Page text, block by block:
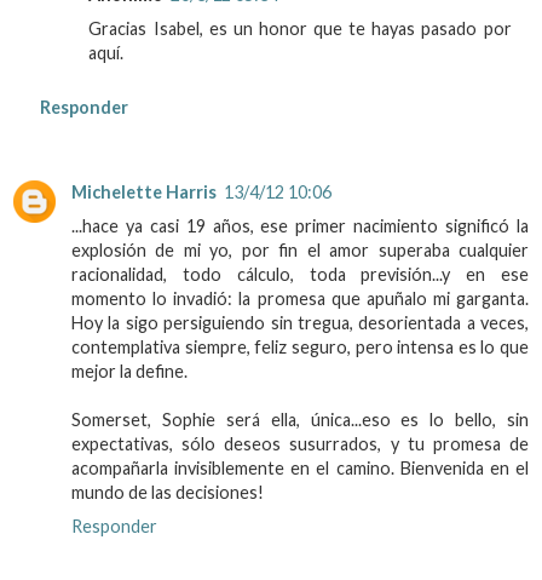
Gracias Isabel, es un honor que te hayas pasado por
aquí.
Responder
Michelette Harris 13/4/12 10:06
...hace ya casi 19 años, ese primer nacimiento significó la
explosión de mi yo, por fin el amor superaba cualquier
racionalidad, todo cálculo, toda previsión...y en ese
momento lo invadió: la promesa que apuñalo mi garganta.
Hoy la sigo persiguiendo sin tregua, desorientada a veces,
contemplativa siempre, feliz seguro, pero intensa es lo que
mejor la define.
Somerset, Sophie será ella, única...eso es lo bello, sin
expectativas, sólo deseos susurrados, y tu promesa de
acompañarla invisiblemente en el camino. Bienvenida en el
mundo de las decisiones!
Responder